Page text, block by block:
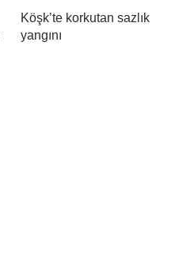
Köşk’te korkutan sazlık
yangını